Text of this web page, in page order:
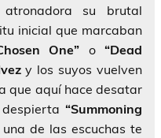
atronadora su brutal
inicial que marcaban
One” o“Dead
y los suyos vuelven
que aquí hace desatar
“Summoning
de las escuchas te